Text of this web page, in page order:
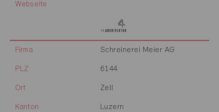
Webseite
Firma Schreinerei Meier AG
PLZ 6144
Ort Zell
Kanton Luzern